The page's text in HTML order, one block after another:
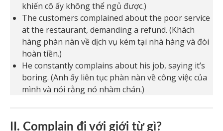
khiến cô ấy không thể ngủ được.)
The customers complained about the poor service
at the restaurant, demanding a refund. (Khách
hàng phàn nàn về dịch vụ kém tại nhà hàng và đòi
hoàn tiền.)
He constantly complains about his job, saying it’s
boring. (Anh ấy liên tục phàn nàn về công việc của
mình và nói rằng nó nhàm chán.)
II. Complain đi với giới từ gì?